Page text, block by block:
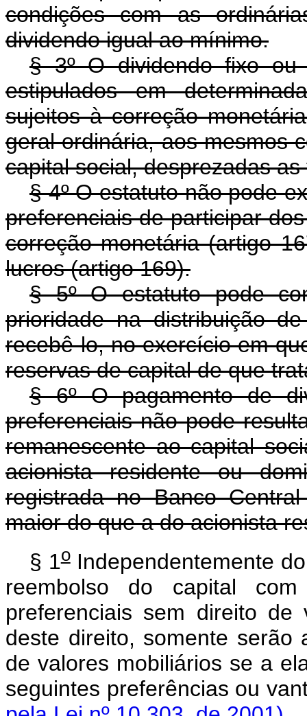
condições com as
dividendo igual ao mínimo.
§ 3º O dividendo fixo
estipulados em
sujeitos à correção
geral ordinária, aos mesmos
capital social, desprezadas
§ 4º O estatuto não pode
preferenciais de participar
correção monetária (artigo
lucros (artigo 169).
§ 5º O estatuto pode
prioridade na distribuição
recebê-lo, no exercício em
reservas de capital de que
§ 6º O pagamento de
preferenciais não pode
remanescente ao capital
acionista residente ou
registrada no Banco
maior do que a do acionista
§ 1oIndependentemente
reembolso do capital
preferenciais sem direito
deste direito, somente serão
de valores mobiliários se a
seguintes